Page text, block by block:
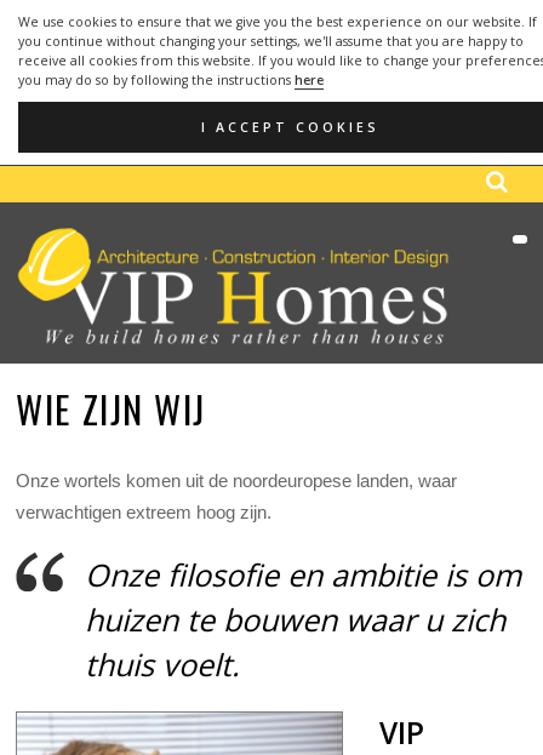
We use cookies to ensure that we give you the best experience on our website. If
you continue without changing your settings, we'll assume that you are happy to
receive all cookies from this website. If you would like to change your
you may do so by following the instructions here
I ACCEPT COOKIES
(+34) - MOBILE: (+34)
099
WIE ZIJN WIJ
Onze wortels komen uit de noordeuropese landen, waar
verwachtigen extreem hoog zijn.
Onze filosofie en ambitie is om
huizen te bouwen waar u zich
thuis voelt.
VIP